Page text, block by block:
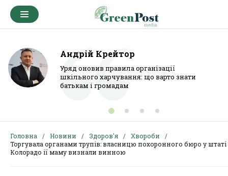
Андрій Крейтор
Уряд оновив правила організації
шкільного харчування: що варто знати
батькам і громадам
Головна Новини Здоров'я
Хвороби
Торгувала органами трупів: власницю похоронного бюро у штаті
Колорадо ії маму визнали винною